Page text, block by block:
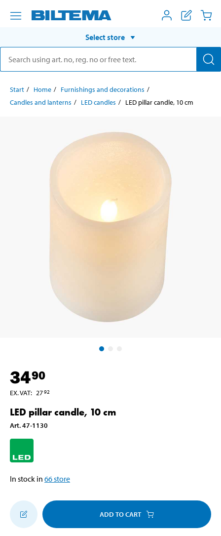
Select store
Start Home
Furnishings and decorations
Candles and lanterns
LED candles LED pillar candle, 10 cm
3490
EX. VAT: 2792
LED pillar candle, 10 cm
Art.47-1130
In stock in 66store
ADD TO CART